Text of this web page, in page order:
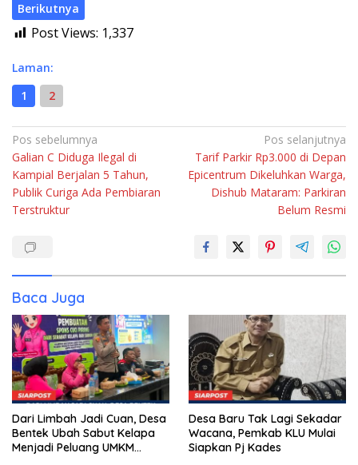
Berikutnya
Post Views: 1,337
Laman:
1
2
Navigasi
pos
Pos sebelumnya
Galian C Diduga Ilegal di
Kampial Berjalan 5 Tahun,
Publik Curiga Ada Pembiaran
Terstruktur
Pos selanjutnya
Tarif Parkir Rp3.000 di Depan
Epicentrum Dikeluhkan Warga,
Dishub Mataram: Parkiran
Belum Resmi
Baca Juga
Dari Limbah Jadi Cuan, Desa
Bentek Ubah Sabut Kelapa
Menjadi Peluang UMKM
Desa Baru Tak Lagi Sekadar
Wacana, Pemkab KLU Mulai
Siapkan Pj Kades